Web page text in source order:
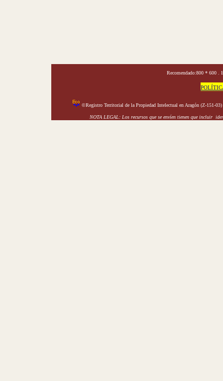
Recomendado:800 * 600 .
©Registro Territorial de la Propiedad Intelectual en Aragón (Z-151-
NOTA LEGAL: Los recursos que se envíen tienen que incluir